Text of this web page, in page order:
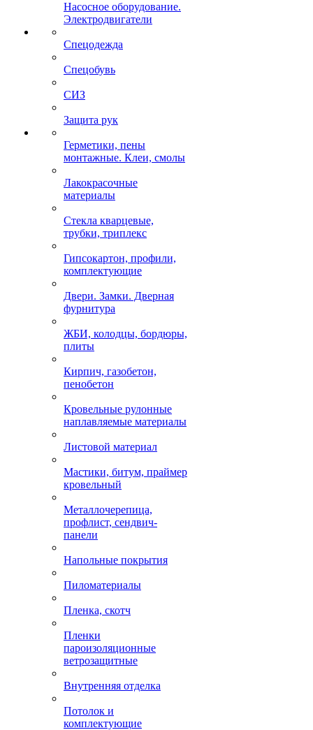
Насосное оборудование.
Электродвигатели
Спецодежда
Спецобувь
СИЗ
Защита рук
Герметики, пены
монтажные. Клеи, смолы
Лакокрасочные
материалы
Стекла кварцевые,
трубки, триплекс
Гипсокартон, профили,
комплектующие
Двери. Замки. Дверная
фурнитура
ЖБИ, колодцы, бордюры,
плиты
Кирпич, газобетон,
пенобетон
Кровельные рулонные
наплавляемые материалы
Листовой материал
Мастики, битум, праймер
кровельный
Металлочерепица,
профлист, сендвич-
панели
Напольные покрытия
Пиломатериалы
Пленка, скотч
Пленки
пароизоляционные
ветрозащитные
Внутренняя отделка
Потолок и
комплектующие